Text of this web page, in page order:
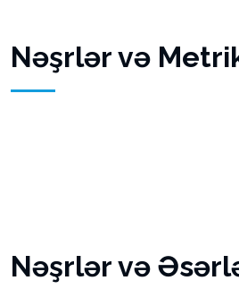
Nəşrlər və
Nəşrlər və